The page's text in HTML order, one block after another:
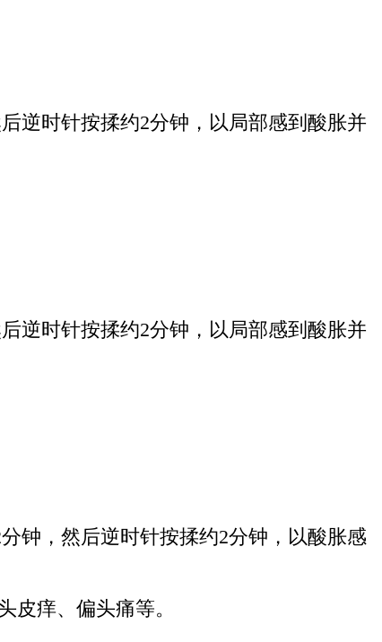
逆时针按揉约2分钟，以局部感到酸胀并
逆时针按揉约2分钟，以局部感到酸胀并
钟，然后逆时针按揉约2分钟，以酸胀感
皮痒、偏头痛等。